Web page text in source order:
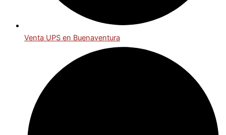
Venta UPS en Buenaventura